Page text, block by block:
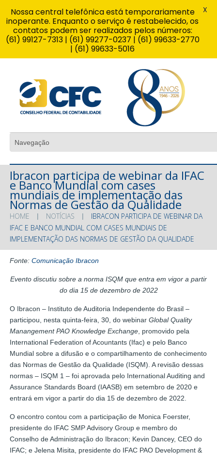
Ibracon participa de webinar da IFAC
e Banco Mundial com cases
mundiais de implementação das
Normas de Gestão da Qualidade
HOME NOTÍCIAS
IBRACON PARTICIPA DE WEBINAR DA
IFAC E BANCO MUNDIAL COM CASES MUNDIAIS DE
IMPLEMENTAÇÃO DAS NORMAS DE GESTÃO DA QUALIDADE
Fonte: Comunicação Ibracon
Evento discutiu sobre a norma ISQM que entra em vigor a partir
do dia 15 de dezembro de 2022
O Ibracon – Instituto de Auditoria Independente do Brasil –
participou, nesta quinta-feira, 30, do webinar Global Quality
Manangement PAO Knowledge Exchange , promovido pela
International Federation of Acountants (Ifac) e pelo Banco
Mundial sobre a difusão e o compartilhamento de conhecimento
das Normas de Gestão da Qualidade (ISQM). A revisão dessas
normas – ISQM 1 – foi aprovada pelo International Auditing and
Assurance Standards Board (IAASB) em setembro de 2020 e
entrará em vigor a partir do dia 15 de dezembro de 2022.
O encontro contou com a participação de Monica Foerster,
presidente do IFAC SMP Advisory Group e membro do
Conselho de Administração do Ibracon; Kevin Dancey, CEO do
IFAC; e Jelena Misita, presidente do IFAC PAO Development &
Nossa central telefônica está temporariamente
inoperante. Enquanto o serviço é restabelecido, os
contatos podem ser realizados pelos números:
(61) 99127-7313 | (61) 99277-0237 | (61) 99633-2770
| (61) 99633-5016
X